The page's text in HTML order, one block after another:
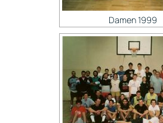
Damen 1999